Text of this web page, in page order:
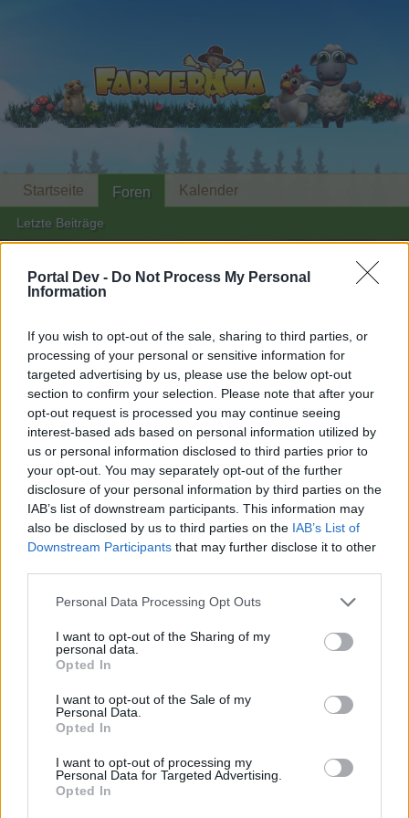
Portal Dev - Do Not Process My Personal
Information
If you wish to opt-out of the sale, sharing to third parties, or
processing of your personal or sensitive information for
targeted advertising by us, please use the below opt-out
section to confirm your selection. Please note that after your
opt-out request is processed you may continue seeing
interest-based ads based on personal information utilized by
us or personal information disclosed to third parties prior to
your opt-out. You may separately opt-out of the further
disclosure of your personal information by third parties on the
IAB’s list of downstream participants. This information may
also be disclosed by us to third parties on the IAB’s List of
Downstream Participants that may further disclose it to other
Personal Data Processing Opt Outs
I want to opt-out of the Sharing of my
personal data.
Opted In
I want to opt-out of the Sale of my
Personal Data.
Opted In
I want to opt-out of processing my
Personal Data for Targeted Advertising.
Opted In
Mitglieder, denen der Beitrag #3315
gefällt
Liebe(r) Forum-Leser/in,
wenn Du in diesem Forum aktiv an den
Gesprächen teilnehmen oder eigene Themen
starten möchtest, musst Du Dich bitte zunächst
im Spiel einloggen. Falls Du noch keinen
Spielaccount besitzt, bitte registriere Dich neu.
Wir freuen uns auf Deinen nächsten Besuch in
unserem Forum!„Zum Spiel“
Lebende Forenlegende, weiblich, <
mone-vogt
mama260866
Beiträge: 2.786 Zustimmungen: 19.343 Punkte für Erfolge: 3.300
pflaumenmousse
Startseite Foren
Letzte Beiträge
Kalender